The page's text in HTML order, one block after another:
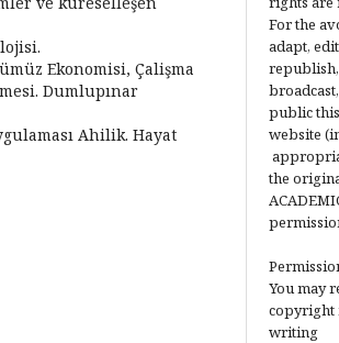
Ekonomisi, Çalişma
Dumlupınar
Ahilik. Hayat
For the
adapt,
public
website
the
You may
copyright
writing